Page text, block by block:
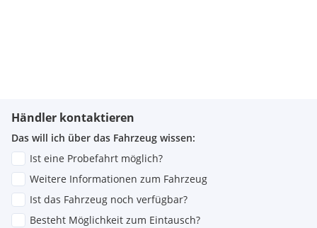
Händler kontaktieren
Das will ich über das Fahrzeug wissen:
Ist eine Probefahrt möglich?
Weitere Informationen zum Fahrzeug
Ist das Fahrzeug noch verfügbar?
Besteht Möglichkeit zum Eintausch?